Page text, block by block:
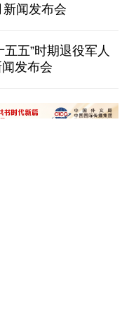
枪击 主席重伤
境检查约200人
闻发布会
五”时期退役军人
发布会